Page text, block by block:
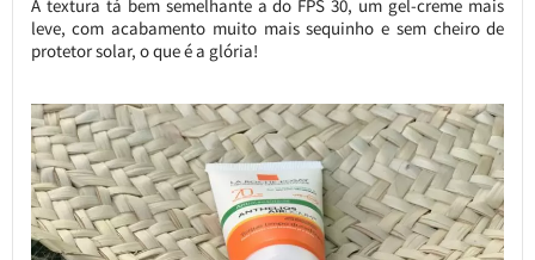
A textura tá bem semelhante a do FPS 30, um gel-creme mais
leve, com acabamento muito mais sequinho e sem cheiro de
protetor solar, o que é a glória!